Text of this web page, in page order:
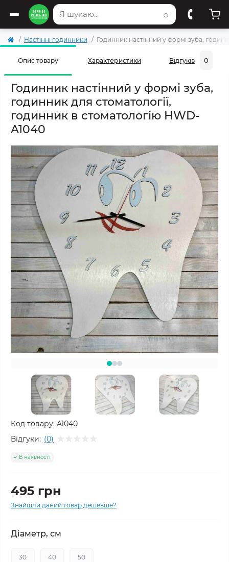
⌕
Настінні годинники Годинник настінний у формі зуба,
Опис товару Характеристики Відгуків 0
Годинник настінний у формі зуба,
годинник для стоматології,
годинник в стоматологію HWD-
A1040
Код товару: A1040
Відгуки: (0)
В наявності
495 грн
Знайшли даний товар дешевше?
Діаметр, см
30 40 50